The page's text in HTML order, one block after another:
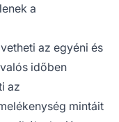
a
az egyéni és
időben
az
mintáit